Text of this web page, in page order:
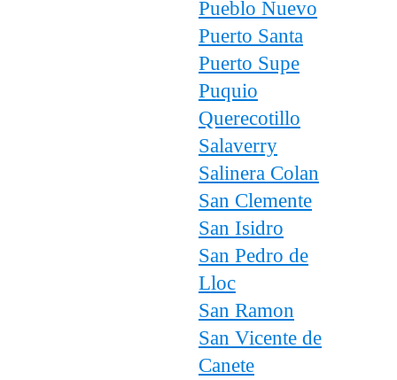
Pueblo Nuevo
Puerto Santa
Puerto Supe
Puquio
Querecotillo
Salaverry
Salinera Colan
San Clemente
San Isidro
San Pedro de
Lloc
San Ramon
San Vicente de
Canete